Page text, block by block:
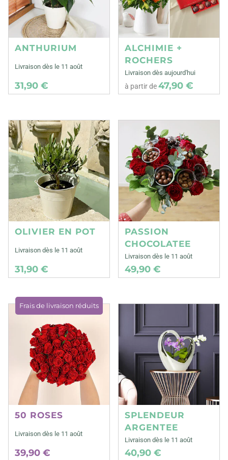
ANTHURIUM
Livraison dès le 11 août
31,90 €
ALCHIMIE +
ROCHERS
Livraison dès aujourd'hui
à partir de47,90 €
OLIVIER EN POT
Livraison dès le 11 août
31,90 €
PASSION
CHOCOLATEE
Livraison dès le 11 août
49,90 €
Frais de livraison réduits
50 ROSES
Livraison dès le 11 août
39,90 €
SPLENDEUR
ARGENTEE
Livraison dès le 11 août
40,90 €